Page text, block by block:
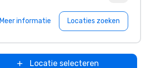
Meer informatie Locaties zoeken
Locatie selecteren